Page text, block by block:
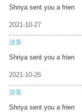
Shriya sent you a frien
2021-10-27
游客
Shriya sent you a frien
2021-10-26
游客
Shriya sent you a frien